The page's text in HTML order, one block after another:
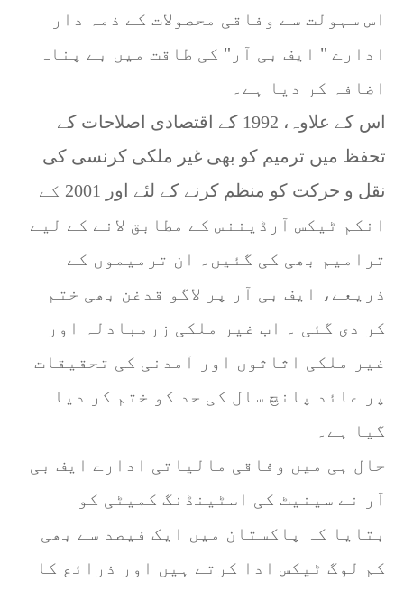
اس سہولت سے وفاقی محصولات کے ذمہ دار
ادارے " ایف بی آر" کی طاقت میں بے پناہ
اضافہ کر دیا ہے۔
اس کے علاوہ، 1992 کے اقتصادی اصلاحات کے
تحفظ میں ترمیم کو بھی غیر ملکی کرنسی کی
نقل و حرکت کو منظم کرنے کے لئے اور 2001 کے
انکم ٹیکس آرڈیننس کے مطابق لانے کے لیے
ترامیم بھی کی گئیں۔ ان ترمیموں کے
ذریعے، ایف بی آر پر لاگو قدغن بھی ختم
کر دی گئی ۔ اب غیر ملکی زرمبادلہ اور
غیر ملکی اثاثوں اور آمدنی کی تحقیقات
پر عائد پانچ سال کی حد کو ختم کر دیا
گیا ہے۔
حال ہی میں وفاقی مالیاتی ادارے ایف بی
آر نے سینیٹ کی اسٹینڈنگ کمیٹی کو
بتایا کہ پاکستان میں ایک فیصد سے بھی
کم لوگ ٹیکس ادا کرتے ہیں اور ذرائع کا